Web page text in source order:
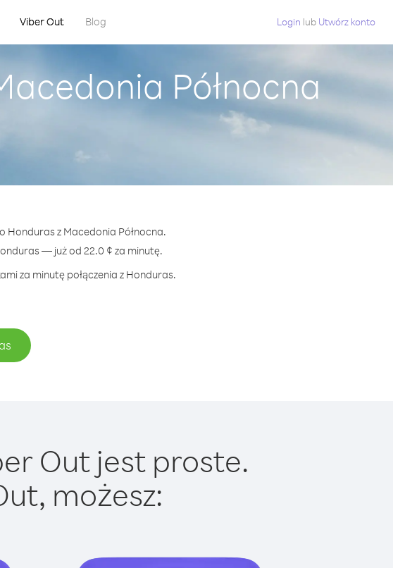
Viber Out Blog Login lub Utwórz konto
Północna
Honduras z Macedonia Północna.
— już od 22.0 ¢ za minutę.
za minutę połączenia z Honduras.
Out jest proste.
możesz: